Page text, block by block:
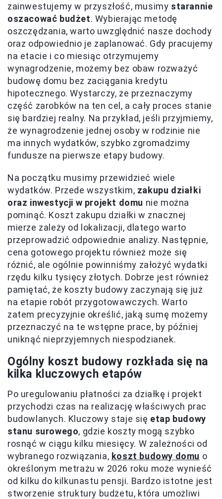
zainwestujemy w przyszłość, musimy starannie
oszacować budżet. Wybierając metodę
oszczędzania, warto uwzględnić nasze dochody
oraz odpowiednio je zaplanować. Gdy pracujemy
na etacie i co miesiąc otrzymujemy
wynagrodzenie, możemy bez obaw rozważyć
budowę domu bez zaciągania kredytu
hipotecznego. Wystarczy, że przeznaczymy
część zarobków na ten cel, a cały proces stanie
się bardziej realny. Na przykład, jeśli przyjmiemy,
że wynagrodzenie jednej osoby w rodzinie nie
ma innych wydatków, szybko zgromadzimy
fundusze na pierwsze etapy budowy.
Na początku musimy przewidzieć wiele
wydatków. Przede wszystkim, zakupu działki
oraz inwestycji w projekt domu nie można
pominąć. Koszt zakupu działki w znacznej
mierze zależy od lokalizacji, dlatego warto
przeprowadzić odpowiednie analizy. Następnie,
cena gotowego projektu również może się
różnić, ale ogólnie powinniśmy założyć wydatki
rzędu kilku tysięcy złotych. Dobrze jest również
pamiętać, że koszty budowy zaczynają się już
na etapie robót przygotowawczych. Warto
zatem precyzyjnie określić, jaką sumę możemy
przeznaczyć na te wstępne prace, by później
uniknąć nieprzyjemnych niespodzianek.
Ogólny koszt budowy rozkłada się na
kilka kluczowych etapów
Po uregulowaniu płatności za działkę i projekt
przychodzi czas na realizację właściwych prac
budowlanych. Kluczowy staje się etap budowy
stanu surowego, gdzie koszty mogą szybko
rosnąć w ciągu kilku miesięcy. W zależności od
wybranego rozwiązania, koszt budowy domu o
określonym metrażu w 2026 roku może wynieść
od kilku do kilkunastu pensji. Bardzo istotne jest
stworzenie struktury budżetu, która umożliwi